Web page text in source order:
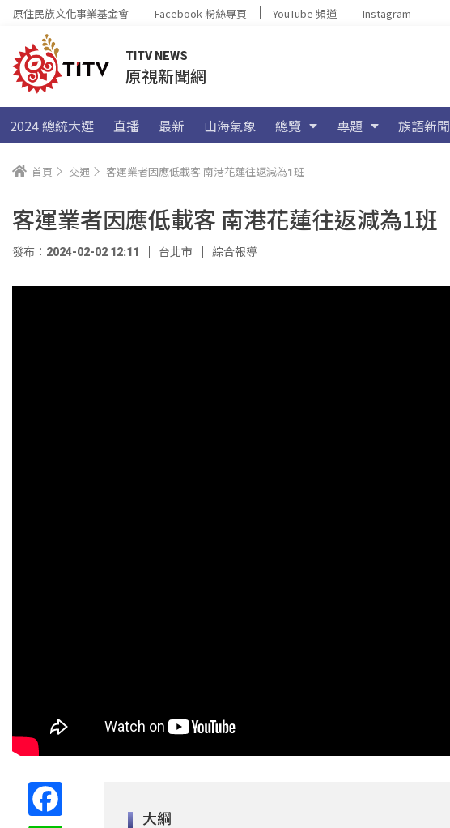
原住民族文化事業基金會 Facebook 粉絲專頁 YouTube 頻道 Instagram
TITV NEWS
原視新聞網
2024 總統大選 直播 最新 山海氣象 總覽 專題 族語新聞
首頁 交通 客運業者因應低載客 南港花蓮往返減為1班
客運業者因應低載客 南港花蓮往返減為1班
發布：2024-02-02 12:11 台北市 綜合報導
大綱